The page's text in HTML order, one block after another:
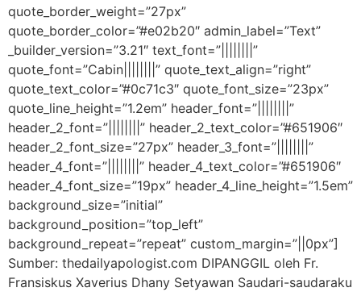
quote_border_weight=”27px”
quote_border_color=”#e02b20″ admin_label=”Text”
_builder_version=”3.21″ text_font=”||||||||”
quote_font=”Cabin||||||||” quote_text_align=”right”
quote_text_color=”#0c71c3″ quote_font_size=”23px”
quote_line_height=”1.2em” header_font=”||||||||”
header_2_font=”||||||||” header_2_text_color=”#651906″
header_2_font_size=”27px” header_3_font=”||||||||”
header_4_font=”||||||||” header_4_text_color=”#651906″
header_4_font_size=”19px” header_4_line_height=”1.5em”
background_size=”initial”
background_position=”top_left”
background_repeat=”repeat” custom_margin=”||0px”]
Sumber: thedailyapologist.com DIPANGGIL oleh Fr.
Fransiskus Xaverius Dhany Setyawan Saudari-saudaraku